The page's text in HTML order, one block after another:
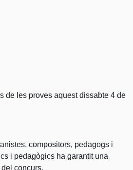
de les proves aquest dissabte 4 de
compositors, pedagogs i
i pedagògics ha garantit una
concurs.